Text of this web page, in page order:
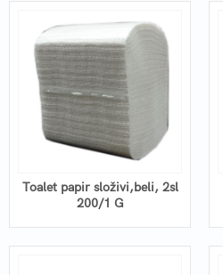
Toalet papir složivi,beli, 2sl
200/1 G